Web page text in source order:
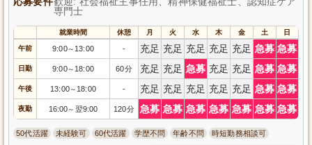
専門士
就業時間 休憩 月 火 水 木 金 土 日
午前 9:00～ 13:00 - 充足 充足 充足 充足 充足 急募 急募
日勤 9:00～ 18:00 60分 充足 充足 急募 充足 充足 急募 急募
午後 13:00～ 18:00 - 充足 充足 充足 充足 充足 急募 急募
夜勤 16:00～ 翌9:00 120分 急募 急募 急募 急募 急募 急募 急募
50代活躍 未経験可 60代活躍 学歴不問 年齢不問 時短勤務相談可